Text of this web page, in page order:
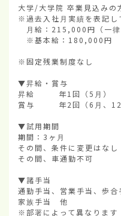
大学/大学院 卒業見込みの
※過去入社月実績を表記し
月給：215,000円（一律
※基本給：180,000円
※固定残業制度なし
▼昇給・賞与
昇給        年1回（5月）
賞与        年2回（6月、12
▼試用期間
期間：3ヶ月
その間、条件に変更はなし
その間、車通勤不可
▼諸手当
通勤手当、営業手当、歩合
家族手当　他
※部署によって異なります